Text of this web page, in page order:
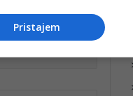
Pristajem